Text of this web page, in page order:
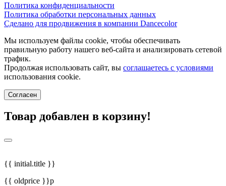
Политика конфиденциальности
Политика обработки персональных данных
Сделано для продвижения в компании Dancecolor
Мы используем файлы cookie, чтобы обеспечивать
правильную работу нашего веб-сайта и анализировать сетевой
трафик.
Продолжая использовать сайт, вы соглашаетесь с условиями
использования cookie.
Согласен
Товар добавлен в корзину!
{{ initial.title }}
{{ oldprice }}р